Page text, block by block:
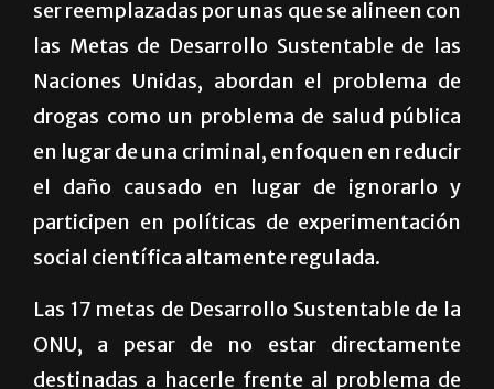
ser reemplazadas por unas que se alineen con
las Metas de Desarrollo Sustentable de las
Naciones Unidas, abordan el problema de
drogas como un problema de salud pública
en lugar de una criminal, enfoquen en reducir
el daño causado en lugar de ignorarlo y
participen en políticas de experimentación
social científica altamente regulada.
Las 17 metas de Desarrollo Sustentable de la
ONU, a pesar de no estar directamente
destinadas a hacerle frente al problema de